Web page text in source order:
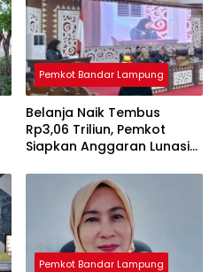
Pemkot Bandar Lampung
Belanja Naik Tembus
Rp3,06 Triliun, Pemkot
Siapkan Anggaran Lunasi
Program Prioritas
Pemkot Bandar Lampung